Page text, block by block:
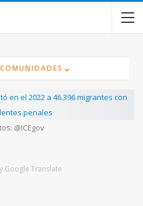
⌄
@ICEgov
Google Translate